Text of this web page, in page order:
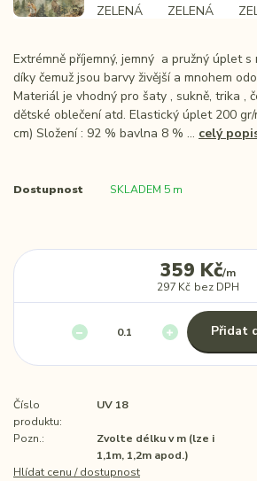
Extrémně příjemný, jemný a pružný úplet s
díky čemuž jsou barvy živější a mnohem
Materiál je vhodný pro šaty , sukně, trika ,
dětské oblečení atd. Elastický úplet 200
cm) Složení : 92 % bavlna 8 % ... celý
Dostupnost SKLADEM 5 m
359 Kč/m
297 Kč bez DPH
Přidat
Číslo
produktu:
UV 18
Pozn.:
Zvolte délku v m (lze i
1,1m, 1,2m apod.)
Hlídat cenu / dostupnost